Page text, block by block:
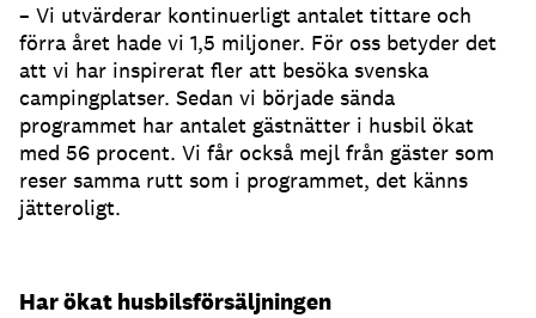
– Vi utvärderar kontinuerligt antalet tittare och
förra året hade vi 1,5 miljoner. För oss betyder det
att vi har inspirerat fler att besöka svenska
campingplatser. Sedan vi började sända
programmet har antalet gästnätter i husbil ökat
med 56 procent. Vi får också mejl från gäster som
reser samma rutt som i programmet, det känns
jätteroligt.
Har ökat husbilsförsäljningen